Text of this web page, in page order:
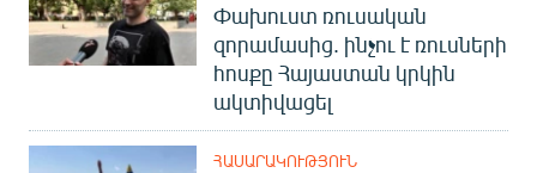
Փախուստ ռուսական
զորամասից. ինչու է ռուսների
հոսքը Հայաստան կրկին
ակտիվացել
ՀԱՍԱՐԱԿՈՒԹՅՈՒՆ